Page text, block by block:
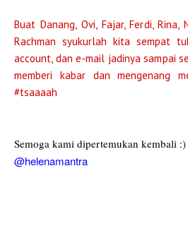
Buat Danang, Ovi, Fajar, Ferdi, Rina,
Rachman syukurlah kita sempat
account, dan e-mail jadinya sampai
memberi kabar dan mengenang
#tsaaaah
Semoga kami dipertemukan kembali :)
@helenamantra